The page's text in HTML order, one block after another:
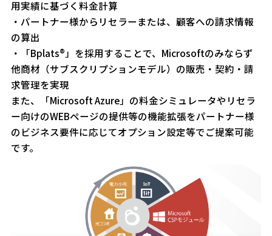
用実績に基づく料金計算
・パートナー様からリセラーまたは、顧客への請求情報
の算出
・「Bplats®」を採用することで、Microsoftのみならず
他商材（サブスクリプションモデル）の販売・契約・請
求管理を実現
また、「Microsoft Azure」の料金シミュレータやリセラ
ー向けのWEBページの提供等の機能拡張をパートナー様
のビジネス要件に応じてオプション設定等でご提案可能
です。